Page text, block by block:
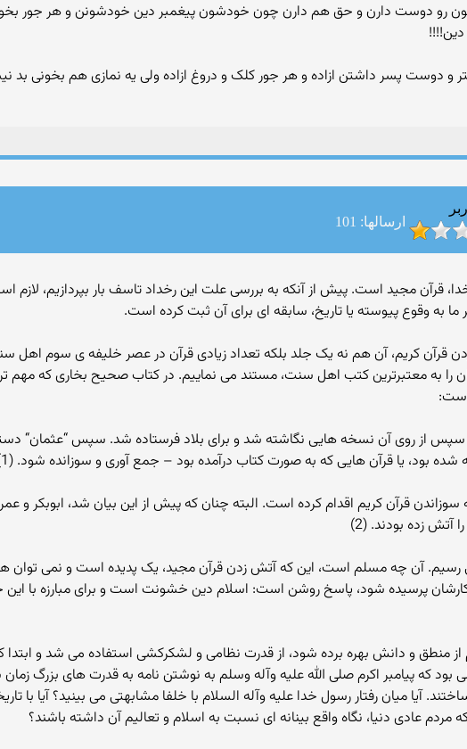
دوست دارن و حق هم دارن چون خودشون پیغمبر دین خودشونن و هر جور
پسر داشتن ازاده و هر جور کلک و دروغ ازاده ولی یه نمازی هم بخونی بد
ارسالها: 101
قرآن مجید است. پیش از آنکه به بررسی علت این رخداد تاسف بار بپردازیم،
ما به وقوع پیوسته یا تاریخ، سابقه ای برای آن ثبت کرده است.
قرآن کریم، آن هم نه یک جلد بلکه تعداد زیادی قرآن در عصر خلیفه ی سوم اهل
را به معتبرترین کتب اهل سنت، مستند می نماییم. در کتاب صحیح بخاری که مهم
از روی آن نسخه هایی نگاشته شد و برای بلاد فرستاده شد. سپس “عثمان“ دستور
بود، یا قرآن هایی که به صورت کتاب درآمده بود – جمع آوری و سوزانده شود. (1)
قرآن کریم اقدام کرده است. البته چنان که پیش از این بیان شد، ابوبکر و
آتش زده بودند. (2)
رسیم. آن چه مسلم است، این که آتش زدن قرآن مجید، یک پدیده است و نمی توان
کارشان پرسیده شود، پاسخ روشن است: اسلام دین خشونت است و برای مبارزه با
از منطق و دانش بهره برده شود، از قدرت نظامی و لشکرکشی استفاده می شد و
که پیامبر اکرم صلی الله علیه وآله وسلم به نوشتن نامه به قدرت های بزرگ زمان
آیا میان رفتار رسول خدا علیه وآله السلام با خلفا مشابهتی می بینید؟ آیا با
عادی دنیا، نگاه واقع بینانه ای نسبت به اسلام و تعالیم آن داشته باشند؟